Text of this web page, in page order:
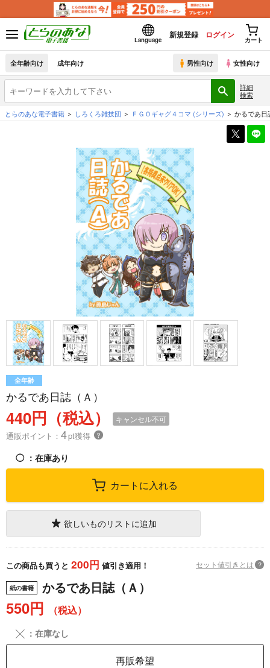
Language
新規登録 ログイン
カート
全年齢向け 成年向け 男性向け 女性向け
詳細
検索
とらのあな電子書籍
しろくろ雑技団 ＦＧＯギャグ４コマ (シリーズ) かるであ日
全年齢
かるであ日誌（Ａ）
440円（税込） キャンセル不可
通販ポイント： 4pt獲得 ？
◯ ：在庫あり
カートに入れる
欲しいものリストに追加
この商品も買うと 200円 値引き適用！ セット値引きとは ?
紙の書籍 かるであ日誌（Ａ）
550円 （税込）
╳ ：在庫なし
再販希望